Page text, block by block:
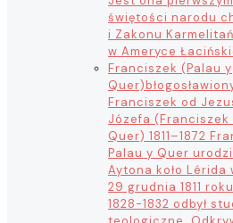
świętości narodu
i Zakonu
w Ameryce
Franciszek (Palau y
Quer)
Franciszek od
Józefa (Franciszek
Quer) 1811–1872
Palau y Quer
Aytona koło Lérida
29 grudnia 1811
1828-1832 odbył